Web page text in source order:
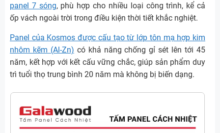
panel 7 sóng, phù hợp cho nhiều loại công trình, kể cả
ốp vách ngoài trời trong điều kiện thời tiết khắc nghiệt.
Panel của Kosmos được cấu tạo từ lớp tôn mạ hợp kim
nhôm kẽm (Al-Zn) có khả năng chống gỉ sét lên tới 45
năm, kết hợp với kết cấu vững chắc, giúp sản phẩm duy
trì tuổi thọ trung bình 20 năm mà không bị biến dạng.